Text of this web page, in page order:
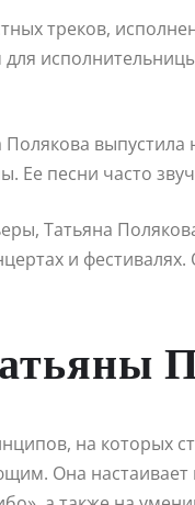
треков,
Полякова
Ее песни часто
Татьяна
и
на которых
Она